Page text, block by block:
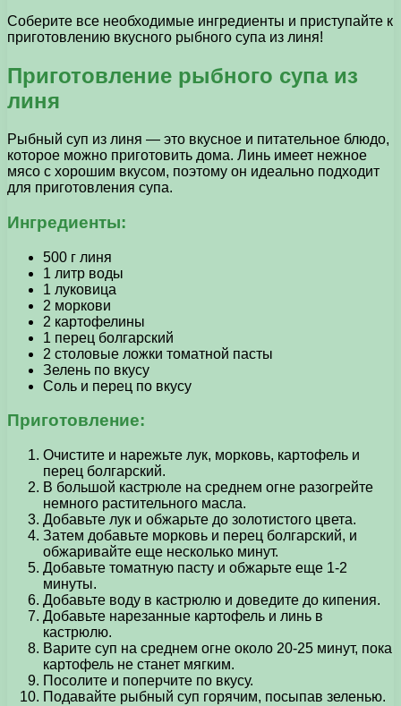
Соберите все необходимые ингредиенты и приступайте к
приготовлению вкусного рыбного супа из линя!
Приготовление рыбного супа из
линя
Рыбный суп из линя — это вкусное и питательное блюдо,
которое можно приготовить дома. Линь имеет нежное
мясо с хорошим вкусом, поэтому он идеально подходит
для приготовления супа.
Ингредиенты:
500 г линя
1 литр воды
1 луковица
2 моркови
2 картофелины
1 перец болгарский
2 столовые ложки томатной пасты
Зелень по вкусу
Соль и перец по вкусу
Приготовление:
Очистите и нарежьте лук, морковь, картофель и
перец болгарский.
В большой кастрюле на среднем огне разогрейте
немного растительного масла.
Добавьте лук и обжарьте до золотистого цвета.
Затем добавьте морковь и перец болгарский, и
обжаривайте еще несколько минут.
Добавьте томатную пасту и обжарьте еще 1-2
минуты.
Добавьте воду в кастрюлю и доведите до кипения.
Добавьте нарезанные картофель и линь в
кастрюлю.
Варите суп на среднем огне около 20-25 минут, пока
картофель не станет мягким.
Посолите и поперчите по вкусу.
Подавайте рыбный суп горячим, посыпав зеленью.